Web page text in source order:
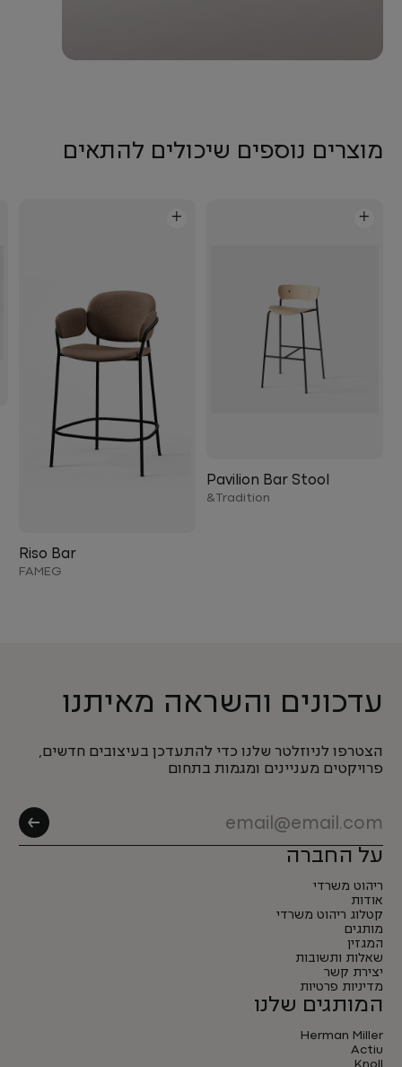
מוצרים נוספים שיכולים להתאים
+
Pavilion Bar Stool
Tradition&
+
Riso Bar
FAMEG
עדכונים והשראה מאיתנו
הצטרפו לניוזלטר שלנו כדי להתעדכן בעיצובים חדשים,
פרויקטים מעניינים ומגמות בתחום
על החברה
ריהוט משרדי
אודות
קטלוג ריהוט משרדי
מותגים
המגזין
שאלות ותשובות
יצירת קשר
מדיניות פרטיות
המותגים שלנו
Herman Miller
Actiu